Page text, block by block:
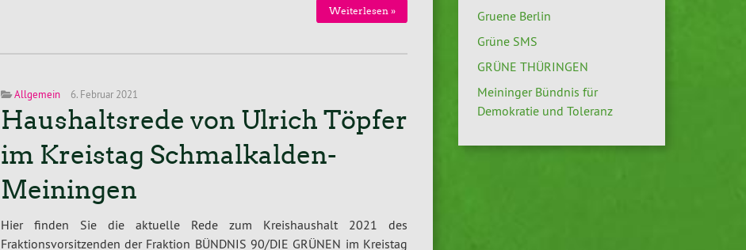
Weiterlesen »
Allgemein 6. Februar 2021
Haushaltsrede von Ulrich Töpfer
im Kreistag Schmalkalden-
Meiningen
Hier finden Sie die aktuelle Rede zum Kreishaushalt 2021 des
Fraktionsvorsitzenden der Fraktion BÜNDNIS 90/DIE GRÜNEN im Kreistag
Gruene Berlin
Grüne SMS
GRÜNE THÜRINGEN
Meininger Bündnis für
Demokratie und Toleranz